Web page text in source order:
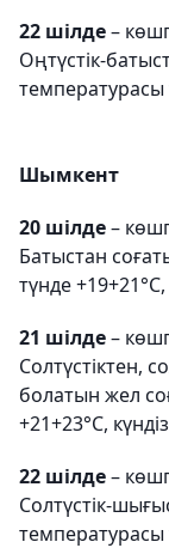
22 шілде–
Оңтүстік-
температурасы
Шымкент
20 шілде–
Батыстан
түнде
21 шілде–
Солтүстіктен,
болатын жел
+21+23°С,
22 шілде–
Солтүстік-
температурасы